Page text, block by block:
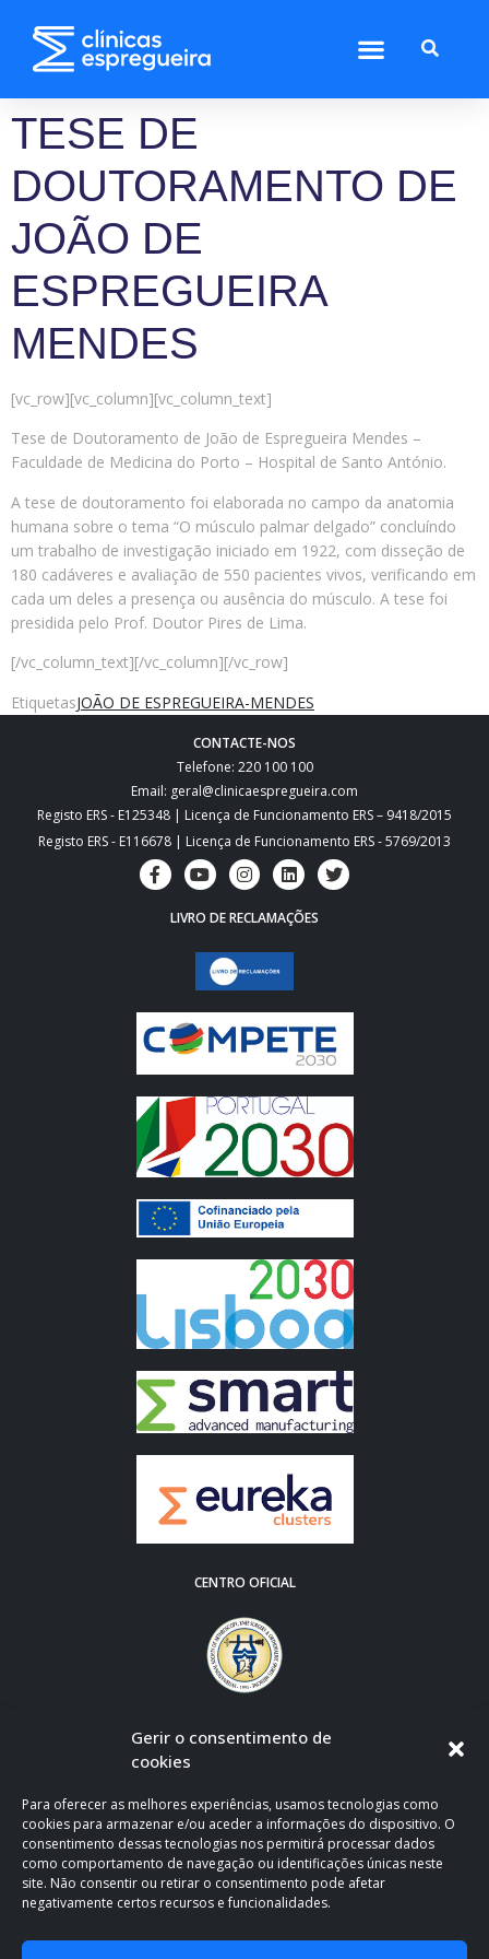
Gerir o consentimento de
cookies
Para oferecer as melhores experiências, usamos tecnologias como
cookies para armazenar e/ou aceder a informações do dispositivo. O
consentimento dessas tecnologias nos permitirá processar dados
como comportamento de navegação ou identificações únicas neste
site. Não consentir ou retirar o consentimento pode afetar
negativamente certos recursos e funcionalidades.
TESE DE
DOUTORAMENTO DE
JOÃO DE
ESPREGUEIRA
MENDES
[vc_row][vc_column][vc_column_text]
Tese de Doutoramento de João de Espregueira Mendes –
Faculdade de Medicina do Porto – Hospital de Santo António.
A tese de doutoramento foi elaborada no campo da anatomia
humana sobre o tema “O músculo palmar delgado” concluíndo
um trabalho de investigação iniciado em 1922, com disseção de
180 cadáveres e avaliação de 550 pacientes vivos, verificando em
cada um deles a presença ou ausência do músculo. A tese foi
presidida pelo Prof. Doutor Pires de Lima.
[/vc_column_text][/vc_column][/vc_row]
EtiquetasJOÃO DE ESPREGUEIRA-MENDES
CONTACTE-NOS
Telefone: 220 100 100
Email: geral@clinicaespregueira.com
Registo ERS - E125348 | Licença de Funcionamento ERS – 9418/2015
Registo ERS - E116678 | Licença de Funcionamento ERS - 5769/2013
LIVRO DE RECLAMAÇÕES
CENTRO OFICIAL